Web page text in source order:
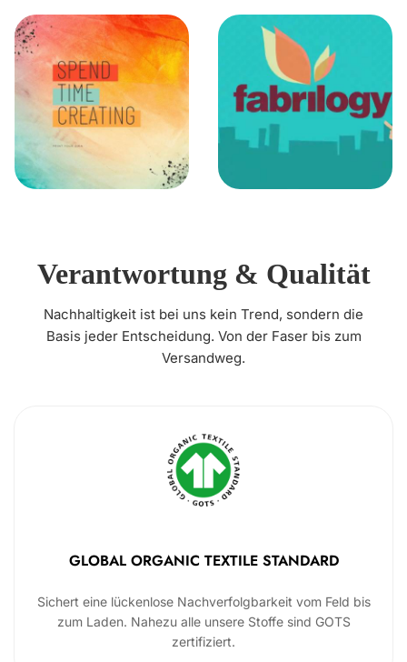
Verantwortung & Qualität
Nachhaltigkeit ist bei uns kein Trend, sondern die
Basis jeder Entscheidung. Von der Faser bis zum
Versandweg.
GLOBAL ORGANIC TEXTILE STANDARD
Sichert eine lückenlose Nachverfolgbarkeit vom Feld bis
zum Laden. Nahezu alle unsere Stoffe sind GOTS
zertifiziert.